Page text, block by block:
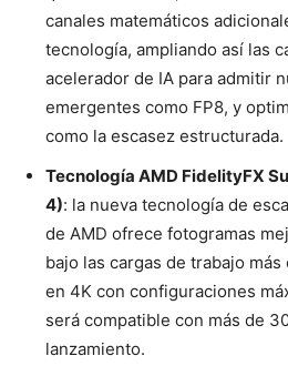
canales matemáticos
tecnología, ampliando así las
acelerador de IA para admitir
emergentes como FP8, y
como la escasez estructurada.
Tecnología AMD FidelityFX
4): la nueva tecnología de
de AMD ofrece fotogramas
bajo las cargas de trabajo
en 4K con configuraciones
será compatible con más de
lanzamiento.